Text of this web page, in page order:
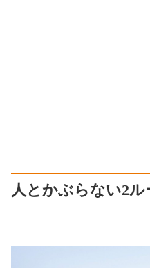
人とかぶらない2